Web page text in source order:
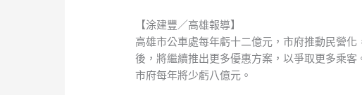
【涂建豐／高雄報導】
高雄市公車處每年虧十二億元，市府推動民營
後，將繼續推出更多優惠方案，以爭取更多乘
市府每年將少虧八億元。